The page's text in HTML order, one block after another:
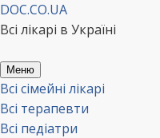
Перейти
до
DOC.CO.UA
Всі лікарі в Україні
Меню
Всі сімейні лікарі
Всі терапевти
Всі педіатри